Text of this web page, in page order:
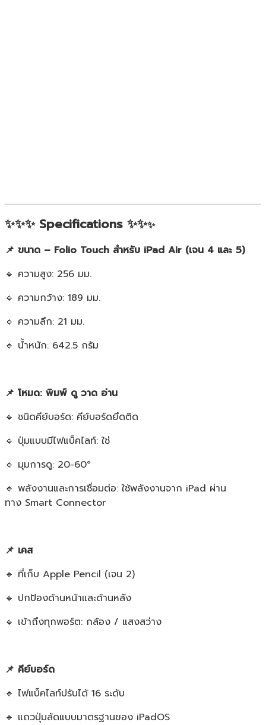
✨✨✨ Specifications ✨✨✨
📌 ขนาด – Folio Touch สำหรับ iPad Air (เจน 4 และ 5)
🔹 ความสูง: 256 มม.
🔹 ความกว้าง: 189 มม.
🔹 ความลึก: 21 มม.
🔹 น้ำหนัก: 642.5 กรัม
📌 โหมด: พิมพ์ ดู วาด อ่าน
🔹 ชนิดคีย์บอร์ด: คีย์บอร์ดยึดติด
🔹 ปุ่มแบบมีไฟแบ็คไลท์: ใช่
🔹 มุมการดู: 20-60°
🔹 พลังงานและการเชื่อมต่อ: ใช้พลังงานจาก iPad ผ่าน
ทาง Smart Connector
📌 เคส
🔹 ที่เก็บ Apple Pencil (เจน 2)
🔹 ปกป้องด้านหน้าและด้านหลัง
🔹 เข้าถึงทุกพอร์ต: กล้อง / แสงสว่าง
📌 คีย์บอร์ด
🔹 ไฟแบ็คไลท์ปรับได้ 16 ระดับ
🔹 แถวปุ่มลัดแบบมาตรฐานของ iPadOS